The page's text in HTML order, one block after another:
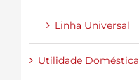
Linha Universal
Utilidade Doméstica